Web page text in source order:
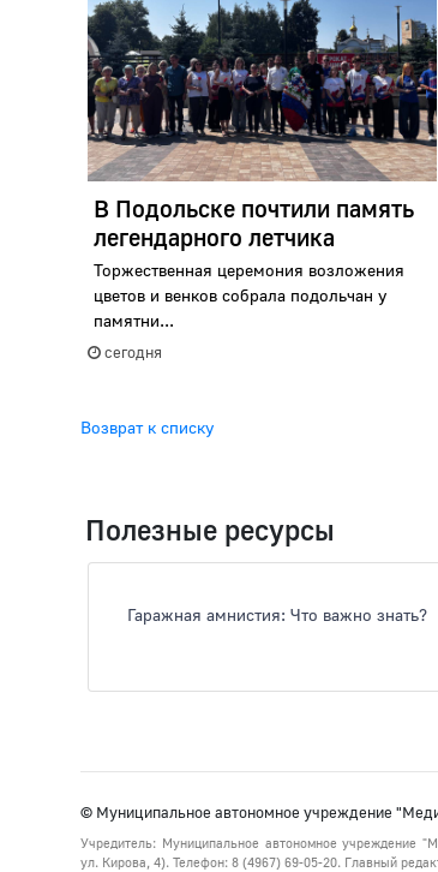
В Подольске почтили память
легендарного летчика
Торжественная церемония возложения
цветов и венков собрала подольчан у
памятни...
сегодня
Возврат к списку
Полезные ресурсы
Гаражная амнистия: Что важно знать?
© Муниципальное автономное учреждение
Учредитель: Муниципальное автономное учреждение
ул. Кирова, 4). Телефон: 8 (4967) 69-05-20. Главный